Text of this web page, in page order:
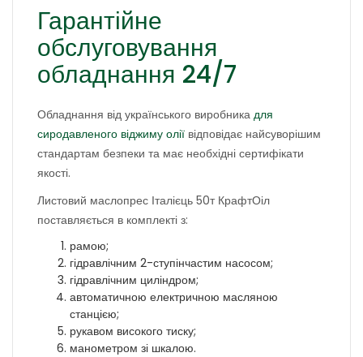
Гарантійне
обслуговування
обладнання 24/7
Обладнання від українського виробника для
сиродавленого віджиму олії відповідає найсуворішим
стандартам безпеки та має необхідні сертифікати
якості.
Листовий маслопрес Італієць 50т КрафтОіл
поставляється в комплекті з:
рамою;
гідравлічним 2-ступінчастим насосом;
гідравлічним циліндром;
автоматичною електричною масляною
станцією;
рукавом високого тиску;
манометром зі шкалою.